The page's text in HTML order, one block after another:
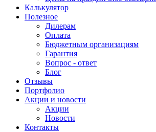
Калькулятор
Полезное
Дилерам
Оплата
Бюджетным организациям
Гарантия
Вопрос - ответ
Блог
Отзывы
Портфолио
Акции и новости
Акции
Новости
Контакты